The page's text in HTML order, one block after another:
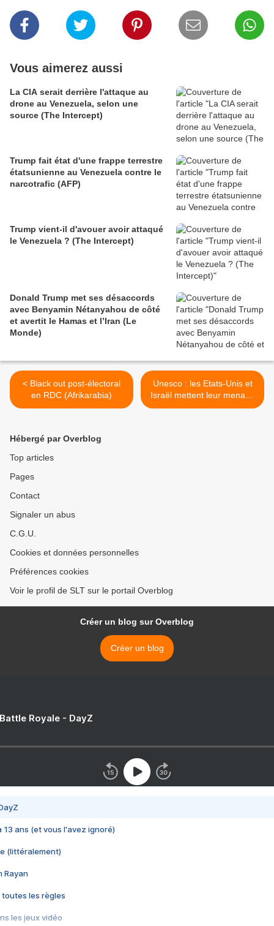
Vous aimerez aussi
La CIA serait derrière l'attaque au
drone au Venezuela, selon une
source (The Intercept)
Trump fait état d'une frappe terrestre
étatsunienne au Venezuela contre le
narcotrafic (AFP)
Trump vient-il d'avouer avoir attaqué
le Venezuela ? (The Intercept)
Donald Trump met ses désaccords
avec Benyamin Nétanyahou de côté
et avertit le Hamas et l’Iran (Le
Monde)
< Black out post-électoral
en RDC (Afrikarabia)
Unesco : les Etats-Unis et
Israël mettent leur menace
à exécution (Algérie
Hébergé par Overblog
Top articles
Pages
Contact
Signaler un abus
C.G.U.
Cookies et données personnelles
Préférences cookies
Voir le profil de SLT sur le portail Overblog
Créer un blog sur Overblog
Créer un blog
Royale - DayZ
13 ans (et vous l'avez ignoré)
(littéralement)
Rayan
toutes les règles
les jeux vidéo